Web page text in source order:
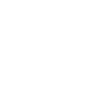
–